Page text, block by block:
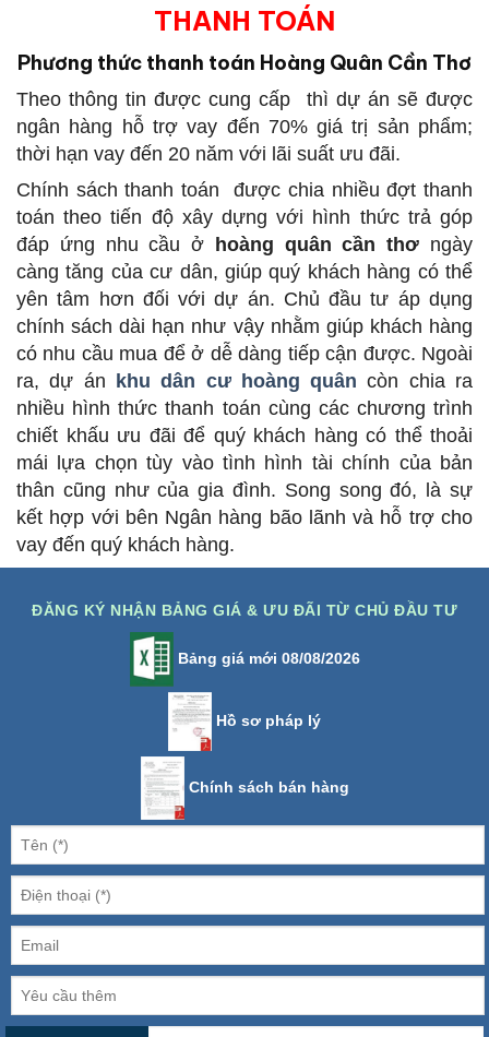
THANH TOÁN
Phương thức thanh toán Hoàng Quân Cần Thơ
Theo thông tin được cung cấp thì dự án sẽ được
ngân hàng hỗ trợ vay đến 70% giá trị sản phẩm;
thời hạn vay đến 20 năm với lãi suất ưu đãi.
Chính sách thanh toán được chia nhiều đợt thanh
toán theo tiến độ xây dựng với hình thức trả góp
đáp ứng nhu cầu ở hoàng quân cần thơ ngày
càng tăng của cư dân, giúp quý khách hàng có thể
yên tâm hơn đối với dự án. Chủ đầu tư áp dụng
chính sách dài hạn như vậy nhằm giúp khách hàng
có nhu cầu mua để ở dễ dàng tiếp cận được. Ngoài
ra, dự án khu dân cư hoàng quâncòn chia ra
nhiều hình thức thanh toán cùng các chương trình
chiết khấu ưu đãi để quý khách hàng có thể thoải
mái lựa chọn tùy vào tình hình tài chính của bản
thân cũng như của gia đình. Song song đó, là sự
kết hợp với bên Ngân hàng bão lãnh và hỗ trợ cho
vay đến quý khách hàng.
ĐĂNG KÝ NHẬN BẢNG GIÁ & ƯU ĐÃI TỪ CHỦ ĐẦU TƯ
Bảng giá mới 08/08/2026
Hồ sơ pháp lý
Chính sách bán hàng